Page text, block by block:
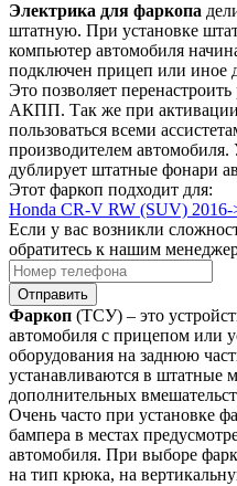
Электрика для фаркопа
штатную. При установке
компьютер автомобиля
подключен прицеп или иное
Это позволяет
АКПП. Так же при
пользоваться всеми
производителем автомобиля.
дублирует штатные фонари
Этот фаркоп подходит для:
Honda CR-V RW (SUV) 2016-
Если у вас возникли
обратитесь к нашим
Отправить
Фаркоп (ТСУ) – это
автомобиля с прицепом или
оборудования на заднюю
устанавливаются в штатные
дополнительных
Очень часто при установке
бампера в местах
автомобиля. При выборе
на тип крюка, на